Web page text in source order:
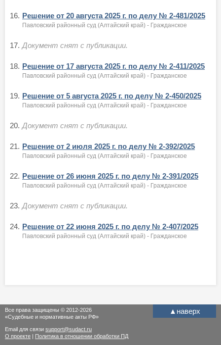
16. Решение от 20 августа 2025 г. по делу № 2-481/2025
Павловский районный суд (Алтайский край) - Гражданское
17. Документ снят с публикации.
18. Решение от 17 августа 2025 г. по делу № 2-411/2025
Павловский районный суд (Алтайский край) - Гражданское
19. Решение от 5 августа 2025 г. по делу № 2-450/2025
Павловский районный суд (Алтайский край) - Гражданское
20. Документ снят с публикации.
21. Решение от 2 июля 2025 г. по делу № 2-392/2025
Павловский районный суд (Алтайский край) - Гражданское
22. Решение от 26 июня 2025 г. по делу № 2-391/2025
Павловский районный суд (Алтайский край) - Гражданское
23. Документ снят с публикации.
24. Решение от 22 июня 2025 г. по делу № 2-407/2025
Павловский районный суд (Алтайский край) - Гражданское
▲ наверх
Все права защищены © 2012-2026
«Судебные и нормативные акты РФ»
Email для связи support@sudact.ru
О проекте | Политика в отношении обработки ПД